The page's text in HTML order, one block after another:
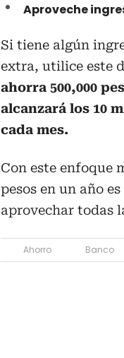
Aproveche
Si tiene algún
extra, utilice este
ahorra 500,000
alcanzará los 10
cada mes.
Con este enfoque
pesos en un año
aprovechar todas
Ahorro Banco